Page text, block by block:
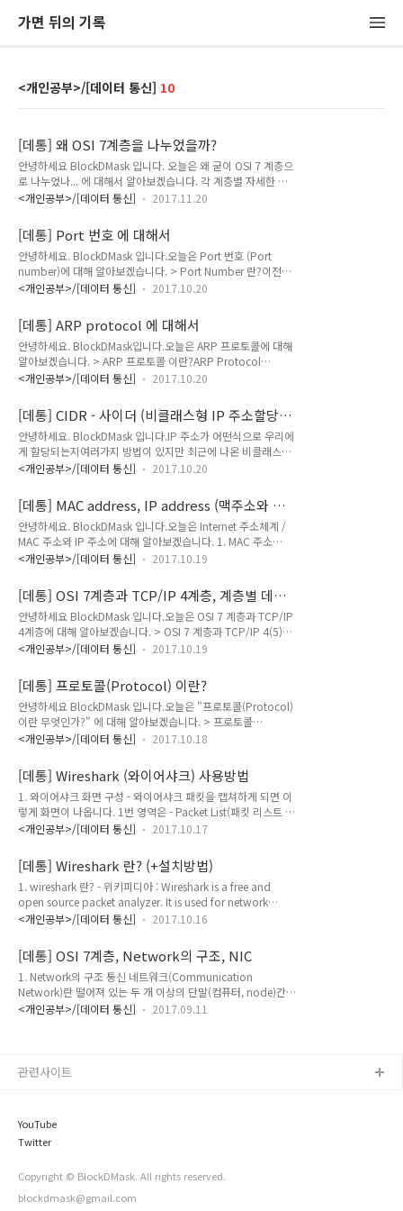
가면 뒤의 기록
<개인공부>/[데이터 통신] 10
[데통] 왜 OSI 7계층을 나누었을까?
안녕하세요 BlockDMask 입니다. 오늘은 왜 굳이 OSI 7 계층으
로 나누었나... 에 대해서 알아보겠습니다. 각 계층별 자세한 설
명은2017/09/11 - [/[데이터 통신]] - [데통] OSI 7계층,
OSI 7계층과 TCP/IP 4계층, 계층별 데이터 단위 위 두개의 포
스트에 있습니다. " 통신그거 그냥 각자 알아서 하면되지, 굳이
OSI 7계층으로 나누었나.. ""휴 대답못했어" => 표준화를 통해
서 다른 회사에서 만든 제품끼리도 통신이 될 수 있도록 하기위
해(하드웨어 제조업체들의 공통의 플랫폼을 만들수 있다.) =>
관리 및 문제 해결이 쉽게..
<개인공부>/[데이터 통신] 2017.11.20
[데통] Port 번호 에 대해서
안녕하세요. BlockDMask 입니다.오늘은 Port 번호 (Port
number)에 대해 알아보겠습니다. > Port Number 란?이전까
지 학습한 내용을 살펴보면, TCP/IP 5 계층 중 1~2 계층(물리,
3 계층(네트워크)에서는 IP address로 호스트를 판별합니다. 이
렇게 MAC address 와 IP address 를 통해서 데이터를 전송할
상대 컴퓨터까지 도달했습니다. 그러면 데이터를 받을 프로세스
(process)가 어떤 것인지를 알아야 데이터가 제대로 전송이 되
겠죠? 이때 사용하는 식별자를 Port Number(포트 번호)라 합
다고 합시다. 그럼 우리..
<개인공부>/[데이터 통신] 2017.10.20
[데통] ARP protocol 에 대해서
안녕하세요. BlockDMask입니다.오늘은 ARP 프로토콜에 대해
알아보겠습니다. > ARP 프로토콜 이란?ARP Protocol
(Address Resolution Protocol - 주소 결정 프로토콜) - 네트
키기 위해 사용되는 프로토콜이다. 여기서 물리적 네트워크 주소
는 이더넷의 48비트 네트워크 카드(NIC) 주소를 뜻한다. (위키
백과) - TCP/IP 3계층(네트워크계층)의 IP Address 를 2계층
(데이터링크계층)의 MAC address로 대응 시킬때 사용하는 프
로토콜 입니다. - 내가 이해한 내용 : ARP 계층은 최종적으로 목
우리가 "102호의 몇년생 김길..
<개인공부>/[데이터 통신] 2017.10.20
[데통] CIDR - 사이더 (비클래스형 IP 주소할당방
식)
안녕하세요. BlockDMask 입니다.IP 주소가 어떤식으로 우리에
게 할당되는지여러가지 방법이 있지만 최근에 나온 비클래스형
IP 주소 할당 방식에 대해 알아보겠습니다. > IP 주소 할당 방식
클래스, C클래스, D클래스, E클래스 로 나누어 분류합니다.
(subnetting - 기존 주소 블록을 나누는것) (supernetting - 작
은 주소 블록을 여러 개 묶어서 하나의 큰 블록으로 사용) 비클래
스형 주소할당 방식 (Classless Inter-Domain Routing, CIDR)
- 사이더 : 클래스 없는 도메인 간의 라우팅 기법으로 1993년 도
워크 클래스 방..
<개인공부>/[데이터 통신] 2017.10.20
[데통] MAC address, IP address (맥주소와 아
이피주소)
안녕하세요. BlockDMask 입니다.오늘은 Internet 주소체계 /
MAC 주소와 IP 주소에 대해 알아보겠습니다. 1. MAC 주소
(Media Access Control Address)MAC 주소는 데이터 링크 계
에) 할당된 고유 식별 주소, 고유 식별자. 이더넷 하드웨어 주소
(Ethernet hardware address), 물리적 주소, 물리 주소, 하드
웨어 주소(Hardware address) 라고도 불립니다. MAC 주소의
구체적인 소유자는 노드, 즉 인터페이스 입니다. 흔히들 말하는
MAC 주소는 네트워크 인터페이스 컨트롤러(NIC 카드)를 만든
소와 겹치지 않..
<개인공부>/[데이터 통신] 2017.10.19
[데통] OSI 7계층과 TCP/IP 4계층, 계층별 데이
터 단위
안녕하세요 BlockDMask 입니다.오늘은 OSI 7 계층과 TCP/IP
4계층에 대해 알아보겠습니다. > OSI 7 계층과 TCP/IP 4(5)계
층관의 관계 **OSI 7 계층은 - [여기]서 자세히 설명이 되어있으
(Application Layer) 표현 계층(Presentation Layer) 세션 계
층(Session Layer) 전송 계층(Transport Layer) 네트워크 계층
(Network Layer) 데이터 링크 계층(Data Link Layer) 물리계층
(Physical Layer) TCP/IP 4계층의 구조 응용 계층
(Application Layer) 전송 계층 (Transport Layer) 인터넷 계
<개인공부>/[데이터 통신] 2017.10.19
[데통] 프로토콜(Protocol) 이란?
안녕하세요 BlockDMask 입니다.오늘은 "프로토콜(Protocol)
이란 무엇인가?" 에 대해 알아보겠습니다. > 프로토콜
(Protocol)이란?정의 - 통신 프로토콜 또는 통신 규약은 컴퓨터
의 체계이다. 통신 프로토콜은 신호 체계, 인증, 그리고 오류 감
지 및 수정기능을 포함할 수 있다. (위키백과) - 통신 프로토콜은
통신(데이터를 주고 받는) 상호간에 미리 약속된 규칙, 규약입니
다. - 송신자와 수신자 사이에 "데이터 구조는 이런식으로하고",
"그건 이런의미이고", "속도는 어느정도로 보내고" 그런식으로
기업에 내 이력서를 보낸다고 할때 메모장에 그냥 줄 글로 한자
..
<개인공부>/[데이터 통신] 2017.10.18
[데통] Wireshark (와이어샤크) 사용방법
1. 와이어샤크 화면 구성 - 와이어샤크 패킷을 캡쳐하게 되면 이
렇게 화면이 나옵니다. 1번 영역은 - Packet List(패킷 리스트 영
역) 입니다. : No - 패킷의 일련 번호를 표시합니다. (패킷 숫자를
냅니다. : Source - 패킷의 출발지 주소 : Destination - 패킷의
목적지 주소 : Protocol - 프로토콜의 이름 : Length - 패킷의 길
이(크기)를 bytes로 나타내줍니다. : Info - 와이어샤크가 스스로
분석하여 packet에서 가장 중요한 정보를 판단해서 보여줍니
다.2번 영역은 - Packet Details(패킷 상세 영역) 입니다. :
<개인공부>/[데이터 통신] 2017.10.17
[데통] Wireshark 란? (+설치방법)
1. wireshark 란? - 위키피디아 : Wireshark is a free and
open source packet analyzer. It is used for network
troubleshooting, analysis, software and
education. - 와이어샤크는 network상의 packet을 분석해서
보여주는 무료 오픈 툴(tool)입니다. - packet을 분석하는 일은
wireshark가 하지만, packet을 포착(capture)하는 기능은 다
른 도구(libpcap, WinPcap driver)가 진행 합니다. : 패킷 캡쳐
드라이버(WinPcap - 윈도우용, libpcap - 유닉스/리눅스용)
<개인공부>/[데이터 통신] 2017.10.16
[데통] OSI 7계층, Network의 구조, NIC
1. Network의 구조 통신 네트워크(Communication
Network)란 떨어져 있는 두 개 이상의 단말(컴퓨터, node)간에
통신(데이터의 주고받음)을 위하여 연결해 주는 장비(Link)와 연
최종장비(End node, Station)과 중계장비(Interconnecting
<개인공부>/[데이터 통신] 2017.09.11
YouTube
Twitter
Copyright © BlockDMask. All rights reserved.
blockdmask@gmail.com
관련사이트